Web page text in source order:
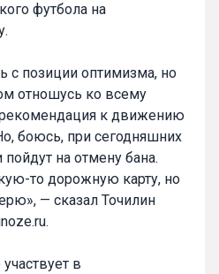
футбола на
с позиции оптимизма, но
отношусь ко всему
рекомендация к движению
боюсь, при сегодняшних
на отмену бана.
то дорожную карту, но
— сказал Точилин
в